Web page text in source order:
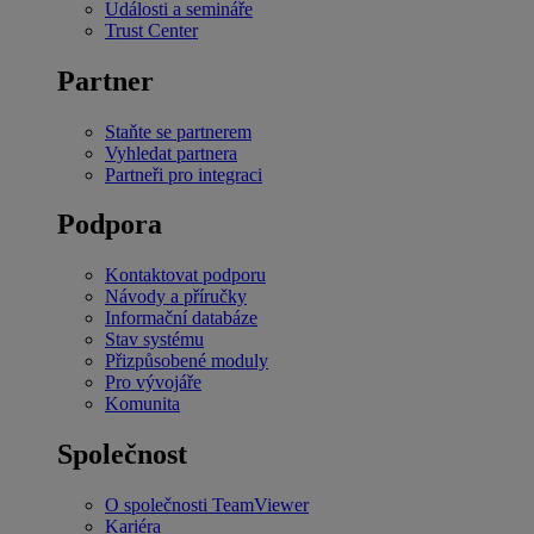
Události a semináře
Trust Center
Partner
Staňte se partnerem
Vyhledat partnera
Partneři pro integraci
Podpora
Kontaktovat podporu
Návody a příručky
Informační databáze
Stav systému
Přizpůsobené moduly
Pro vývojáře
Komunita
Společnost
O společnosti TeamViewer
Kariéra